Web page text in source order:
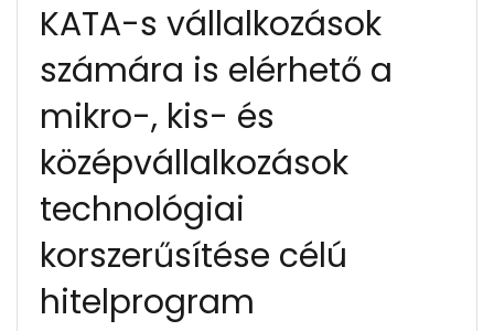
KATA-s vállalkozások
számára is elérhető a
mikro-, kis- és
középvállalkozások
technológiai
korszerűsítése célú
hitelprogram